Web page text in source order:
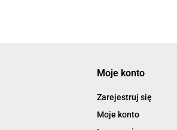
Moje konto
Zarejestruj się
Moje konto